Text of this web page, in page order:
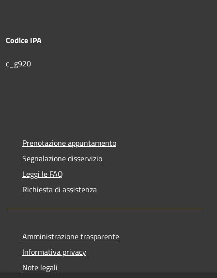
Codice IPA
c_g920
Prenotazione appuntamento
Segnalazione disservizio
Leggi le FAQ
Richiesta di assistenza
Amministrazione trasparente
Informativa privacy
Note legali